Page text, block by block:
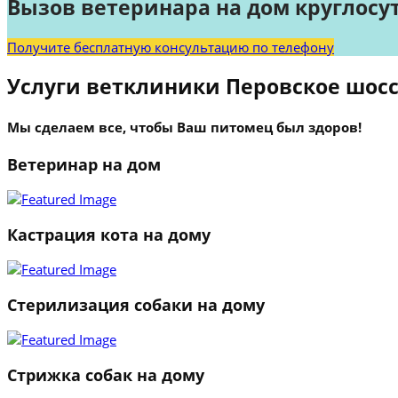
1
Вызов ветеринара на дом
Получите бесплатную консультацию по телефону
Услуги ветклиники Перовское
Мы сделаем все, чтобы Ваш питомец был здоров!
Ветеринар на дом
Кастрация кота на дому
Стерилизация собаки на дому
Стрижка собак на дому